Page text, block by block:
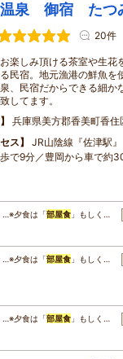
温泉 御宿 たつ
20件
楽しみ頂ける茶室や生花
民宿。地元漁港の鮮魚を
、民宿だからできる細か
してます。
兵庫県美方郡香美町香
ス
JR山陰線『佐津駅
で9分／豊岡から車で約
…※夕食は「部屋食 」もしく…
…※夕食は「部屋食 」もしく…
…※夕食は「部屋食 」もしく…